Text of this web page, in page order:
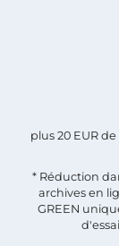
plus 20 EUR
* Réduction
archives en
GREEN